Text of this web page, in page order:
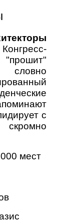
словно
с
скромно
мест